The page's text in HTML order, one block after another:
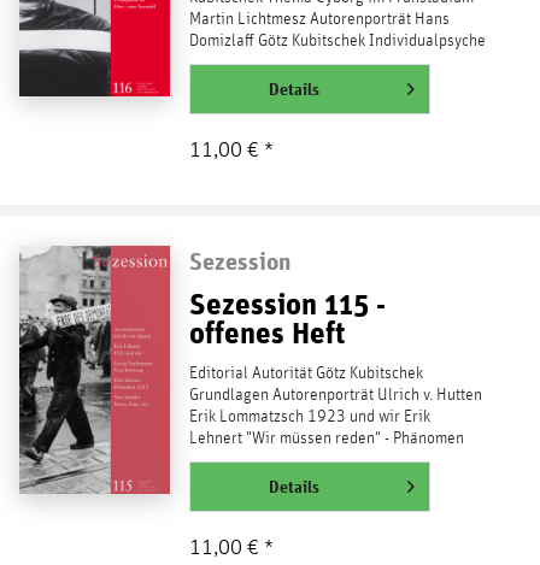
Martin Lichtmesz Autorenporträt Hans
Domizlaff Götz Kubitschek Individualpsyche
und Massenpsyche Hans...
weiterlesenDetails
11,00 € *
Sezession
Sezession 115 -
offenes Heft
Editorial Autorität Götz Kubitschek
Grundlagen Autorenporträt Ulrich v. Hutten
Erik Lommatzsch 1923 und wir Erik
Lehnert "Wir müssen reden" - Phänomen
DIE ZEIT Ellen Kositza Das...
weiterlesenDetails
11,00 € *